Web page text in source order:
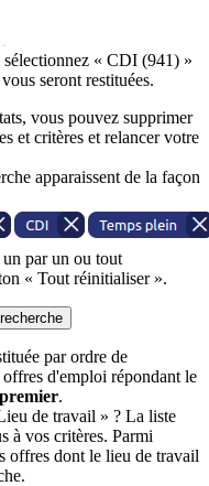
« CDI (941) »
seront restituées.
vous pouvez supprimer
et critères et relancer votre
apparaissent de la façon
par un ou tout
« Tout réinitialiser ».
par ordre de
d'emploi répondant le
.
de travail » ? La liste
à vos critères. Parmi
offres dont le lieu de travail